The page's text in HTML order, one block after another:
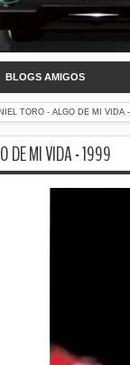
BLOGS AMIGOS
TORO - ALGO DE MI VIDA
DE MI VIDA - 1999